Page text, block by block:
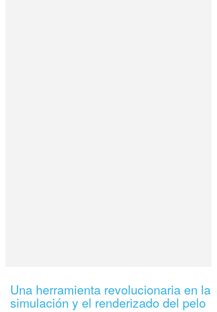
Una herramienta revolucionaria en la
simulación y el renderizado del pelo